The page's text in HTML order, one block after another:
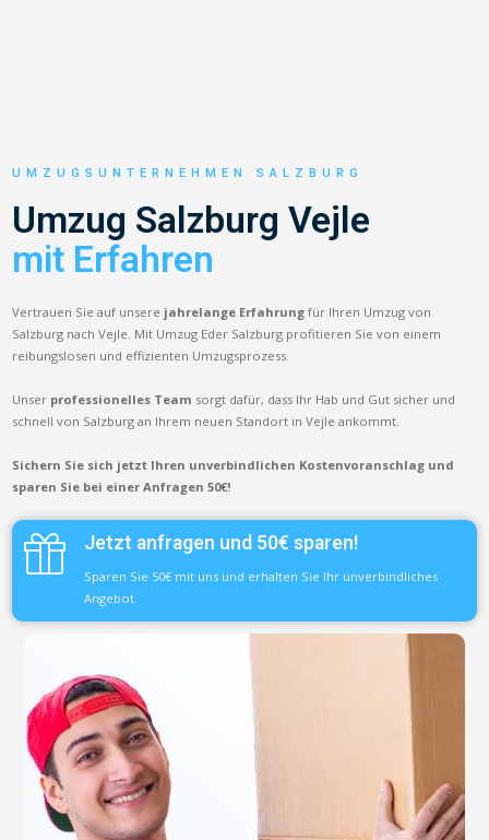
UMZUGSUNTERNEHMEN SALZBURG
Umzug Salzburg Vejle
mit Erfahren
Vertrauen Sie auf unsere jahrelange Erfahrung für Ihren Umzug von
Salzburg nach Vejle. Mit Umzug Eder Salzburg profitieren Sie von einem
reibungslosen und effizienten Umzugsprozess.
Unser professionelles Team sorgt dafür, dass Ihr Hab und Gut sicher und
schnell von Salzburg an Ihrem neuen Standort in Vejle ankommt.
Sichern Sie sich jetzt Ihren unverbindlichen Kostenvoranschlag und
sparen Sie bei einer Anfragen 50€!
Jetzt anfragen und 50€ sparen!
Sparen Sie 50€ mit uns und erhalten Sie Ihr unverbindliches
Angebot.